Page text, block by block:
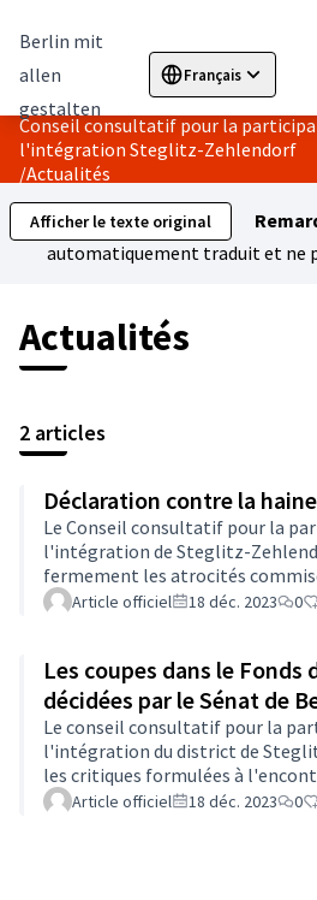
Berlin mit
allen
gestalten
Français
Sprache wählen
Conseil consultatif pour la
l'intégration Steglitz-Zehlendorf
/Actualités
Afficher le texte original
automatiquement traduit et ne
Actualités
2 articles
Déclaration contre la
Le Conseil consultatif pour la
l'intégration de Steglitz-
fermement les atrocités
ont fait des victimes parmi les
s'engage en faveur de la
solidaire entre les habitants de
Article officiel 18 déc. 2023 0
Les coupes dans le
décidées par le Sénat de
Le conseil consultatif pour la
l'intégration du district de
les critiques formulées à
national du commissaire de
Article officiel 18 déc. 2023 0